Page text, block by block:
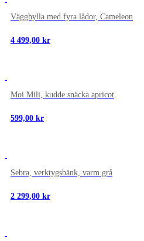
Vägghylla med fyra lådor, Cameleon
4 499,00 kr
Moi Mili, kudde snäcka apricot
599,00 kr
Sebra, verktygsbänk, varm grå
2 299,00 kr